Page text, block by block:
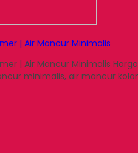
| Air Mancur Minimalis
| Air Mancur Minimalis
minimalis, air mancur